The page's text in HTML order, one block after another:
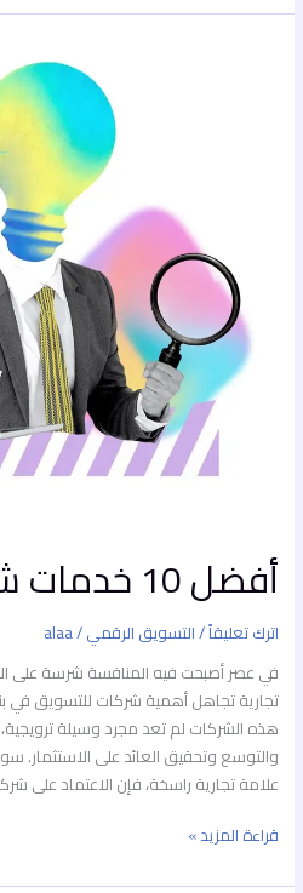
أفضل 10 خدمات شركات للتسويق
اترك تعليقاً/التسويق الرقمي/
alaa
في عصر أصبحت فيه المنافسة شرسة على
تجارية تجاهل أهمية شركات للتسويق
هذه الشركات لم تعد مجرد وسيلة
والتوسع وتحقيق العائد على الاستثمار.
علامة تجارية راسخة، فإن الاعتماد على
قراءة المزيد »